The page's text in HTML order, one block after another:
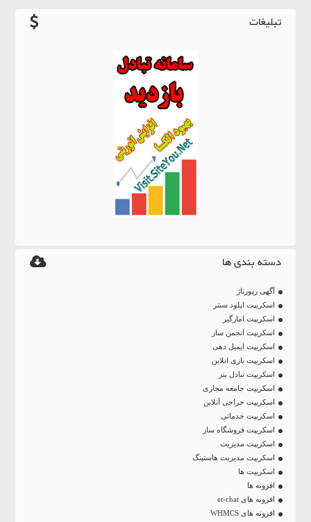
تبلیغات
دسته بندی ها
آگهی رپورتاژ
اسکریپت اپلود سنتر
اسکریپت امارگیر
اسکریپت انجمن ساز
اسکریپت ایمیل دهی
اسکریپت بازی انلاین
اسکریپت تبادل بنر
اسکریپت جامعه مجازی
اسکریپت حراجی آنلاین
اسکریپت خدماتی
اسکریپت فروشگاه ساز
اسکریپت مدیریت
اسکریپت مدیریت هاستینگ
اسکریپت ها
افزونه ها
افزونه های et-chat
افزونه های WHMCS